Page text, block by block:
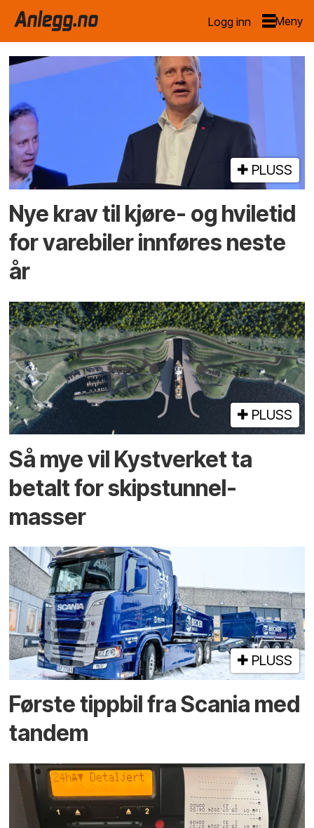
Logg inn
Emne:
transport
PLUSS
Nye krav til kjøre- og hviletid
for varebiler innføres neste
år
PLUSS
Så mye vil Kystverket ta
betalt for skipstunnel-
masser
PLUSS
Første tippbil fra Scania med
tandem